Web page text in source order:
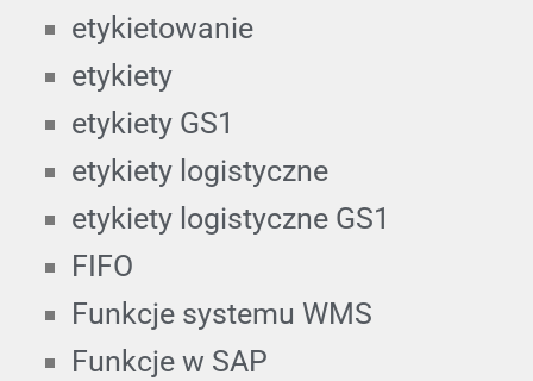
etykietowanie
etykiety
etykiety GS1
etykiety logistyczne
etykiety logistyczne GS1
FIFO
Funkcje systemu WMS
Funkcje w SAP